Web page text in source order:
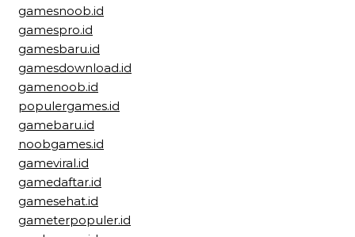
gamesnoob.id
gamespro.id
gamesbaru.id
gamesdownload.id
gamenoob.id
populergames.id
gamebaru.id
noobgames.id
gameviral.id
gamedaftar.id
gamesehat.id
gameterpopuler.id